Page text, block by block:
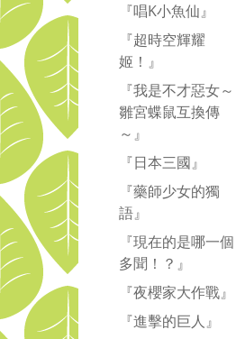
『唱K小魚仙』
『超時空輝耀
姬！』
『我是不才惡女～
雛宮蝶鼠互換傳
～』
『日本三國』
『藥師少女的獨
語』
『現在的是哪一個
多聞！？』
『夜櫻家大作戰』
『進擊的巨人』